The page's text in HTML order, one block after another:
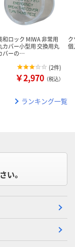
和ロック MIWA 非常用
カバー小型用 交換用丸
バーの…
(2件)
￥2,970 （税込）
ク
個
ランキング一覧
い。